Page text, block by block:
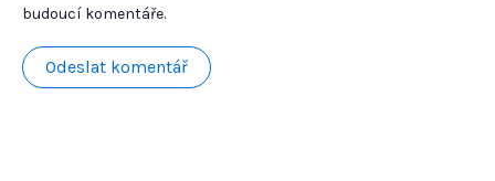
budoucí komentáře.